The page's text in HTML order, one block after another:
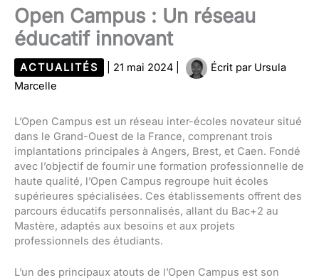
Open Campus : Un réseau
éducatif innovant
ACTUALITÉS 21 mai 2024 Écrit par Ursula
Marcelle
L’Open Campus est un réseau inter-écoles novateur situé
dans le Grand-Ouest de la France, comprenant trois
implantations principales à Angers, Brest, et Caen. Fondé
avec l’objectif de fournir une formation professionnelle de
haute qualité, l’Open Campus regroupe huit écoles
supérieures spécialisées. Ces établissements offrent des
parcours éducatifs personnalisés, allant du Bac+2 au
Mastère, adaptés aux besoins et aux projets
professionnels des étudiants.
L’un des principaux atouts de l’Open Campus est son